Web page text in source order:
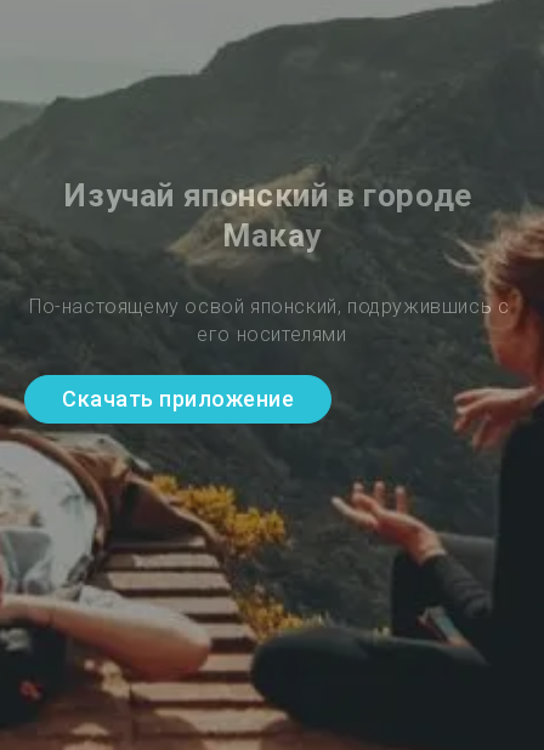
Изучай японский в городе
Макау
По-настоящему освой японский, подружившись с
его носителями
Скачать приложение